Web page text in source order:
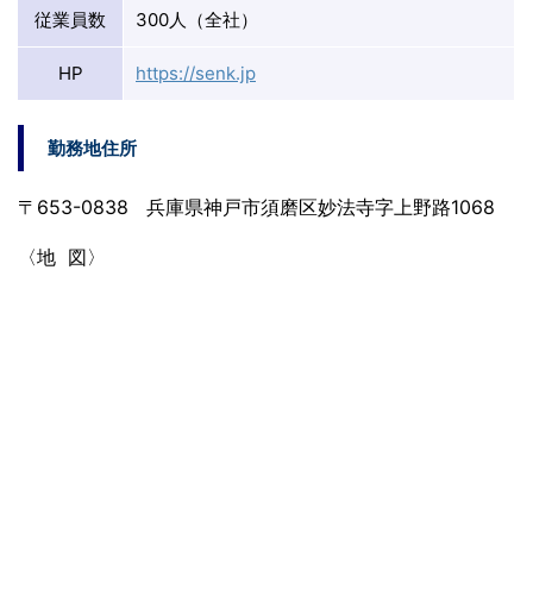
従業員数 300人（全社）
HP https://senk.jp
勤務地住所
〒653-0838 兵庫県神戸市須磨区妙法寺字上野路1068
〈地 図〉